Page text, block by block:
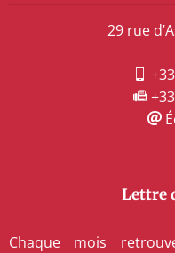
29 rue
Lettre
Chaque mois